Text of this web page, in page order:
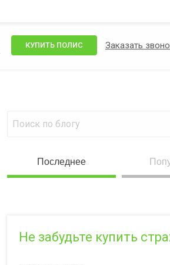
КУПИТЬ ПОЛИС Заказать
Последнее
Не забудьте купить